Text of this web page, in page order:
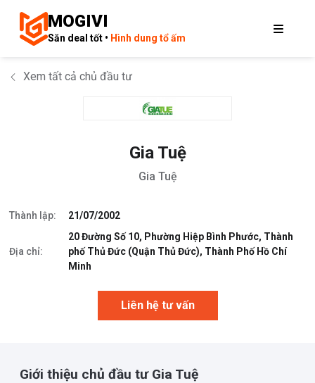
MOGIVI
Săn deal tốt • Hình dung tổ ấm
Xem tất cả chủ đầu tư
Gia Tuệ
Gia Tuệ
Thành lập: 21/07/2002
Địa chỉ:
20 Đường Số 10, Phường Hiệp Bình Phước, Thành
phố Thủ Đức (Quận Thủ Đức), Thành Phố Hồ Chí
Minh
Liên hệ tư vấn
Giới thiệu chủ đầu tư Gia Tuệ